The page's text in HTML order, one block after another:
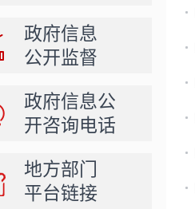
政府信息
公开监督
政府信息公
开咨询电话
地方部门
平台链接